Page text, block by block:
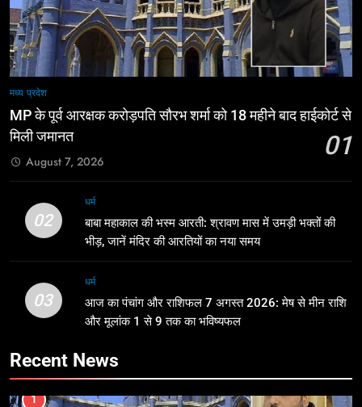
मध्य प्रदेश
MP के पूर्व आरक्षक करोड़पति सौरभ शर्मा को 18 महीने बाद हाईकोर्ट से
मिली जमानत
01
August 7, 2026
02
धर्म
बाबा महाकाल की भस्म आरती: श्रावण मास में उमड़ी भक्तों की
भीड़, जानें मंदिर की आरतियों का नया समय
03
धर्म
आज का पंचांग और राशिफल 7 अगस्त 2026: मेष से मीन राशि
और मूलांक 1 से 9 तक का भविष्यफल
Recent News
1